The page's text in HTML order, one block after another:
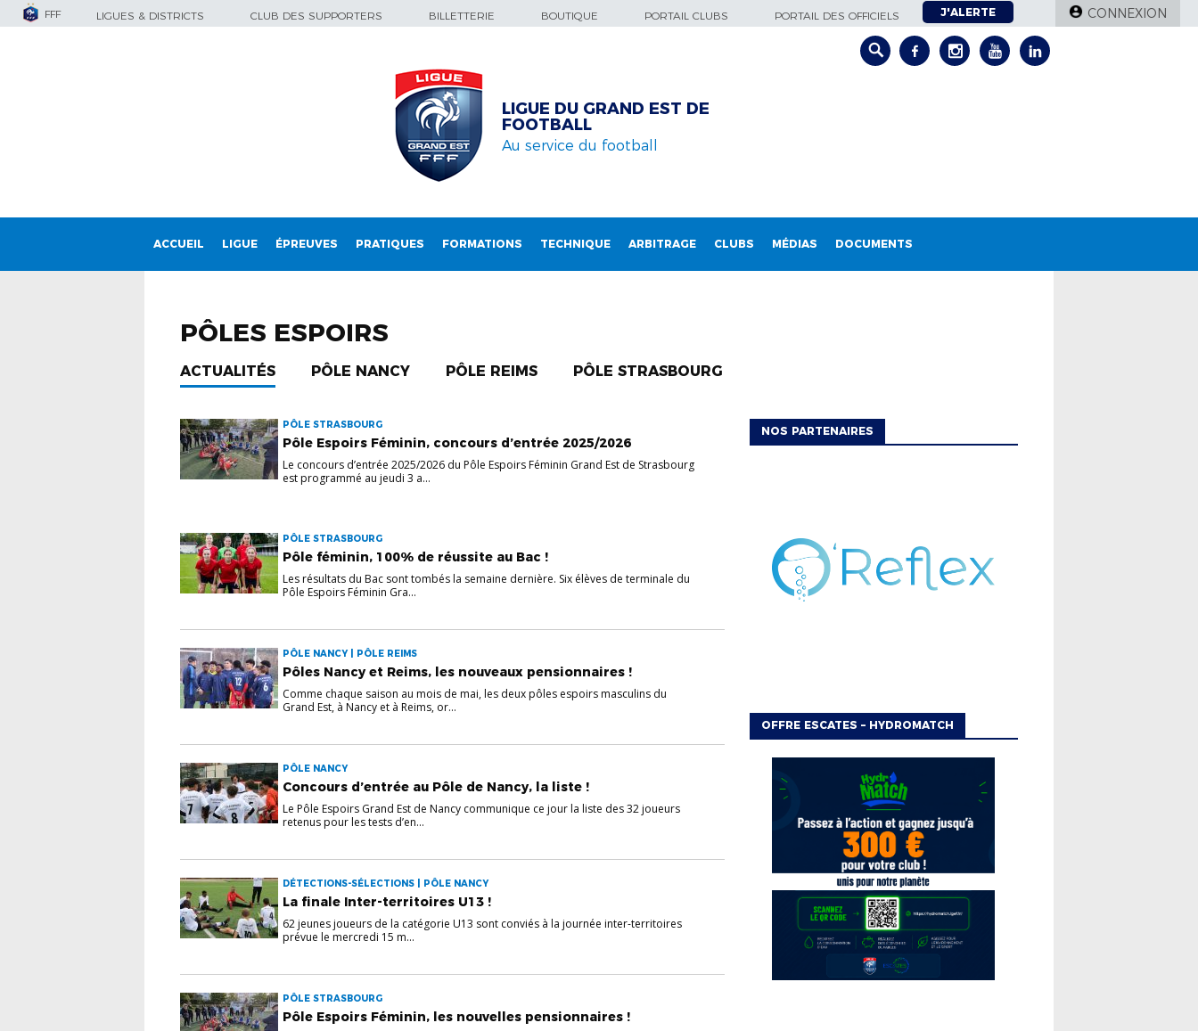
FFF LIGUES & DISTRICTS CLUB DES SUPPORTERS BILLETTERIE BOUTIQUE PORTAIL CLUBS PORTAIL DES OFFICIELS J'ALERTE CONNEXION
LIGUE DU GRAND EST DE
FOOTBALL
Au service du football
ACCUEIL LIGUE ÉPREUVES PRATIQUES FORMATIONS TECHNIQUE ARBITRAGE CLUBS MÉDIAS DOCUMENTS
PÔLES ESPOIRS
ACTUALITÉS PÔLE NANCY PÔLE REIMS PÔLE STRASBOURG
PÔLE STRASBOURG
Pôle Espoirs Féminin, concours d’entrée 2025/2026
Le concours d’entrée 2025/2026 du Pôle Espoirs Féminin Grand Est de Strasbourg
est programmé au jeudi 3 a...
PÔLE STRASBOURG
Pôle féminin, 100% de réussite au Bac !
Les résultats du Bac sont tombés la semaine dernière. Six élèves de terminale du
Pôle Espoirs Féminin Gra...
PÔLE NANCY | PÔLE REIMS
Pôles Nancy et Reims, les nouveaux pensionnaires !
Comme chaque saison au mois de mai, les deux pôles espoirs masculins du
Grand Est, à Nancy et à Reims, or...
PÔLE NANCY
Concours d’entrée au Pôle de Nancy, la liste !
Le Pôle Espoirs Grand Est de Nancy communique ce jour la liste des 32 joueurs
retenus pour les tests d’en...
DÉTECTIONS-SÉLECTIONS | PÔLE NANCY
La finale Inter-territoires U13 !
62 jeunes joueurs de la catégorie U13 sont conviés à la journée inter-territoires
prévue le mercredi 15 m...
PÔLE STRASBOURG
Pôle Espoirs Féminin, les nouvelles pensionnaires !
NOS PARTENAIRES
OFFRE ESCATES – HYDROMATCH